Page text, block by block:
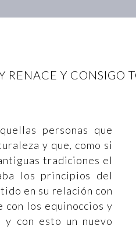
RENACE Y CONSIGO
personas que
y que, como si
tradiciones el
los principios del
en su relación con
los equinoccios y
y con esto un nuevo